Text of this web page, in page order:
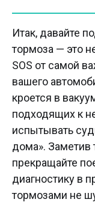
Итак, давайте
тормоза — это
SOS от самой
вашего
кроется в
подходящих к
испытывать
дома». Заметив
прекращайте
диагностику в
тормозами не